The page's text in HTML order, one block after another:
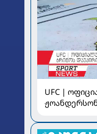
UFC |